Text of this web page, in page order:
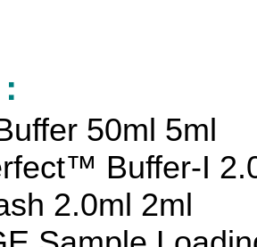
50ml 5ml
Buffer-I
2.0ml 2ml